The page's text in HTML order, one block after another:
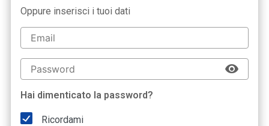
Oppure inserisci i tuoi dati
Hai dimenticato la password?
Ricordami